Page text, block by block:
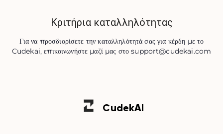
Κριτήρια καταλληλότητας
Για να προσδιορίσετε την καταλληλότητά σας για κέρδη με το
Cudekai, επικοινωνήστε μαζί μας στο support@cudekai.com
CudekAI